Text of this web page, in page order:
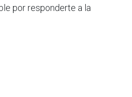
por responderte a la